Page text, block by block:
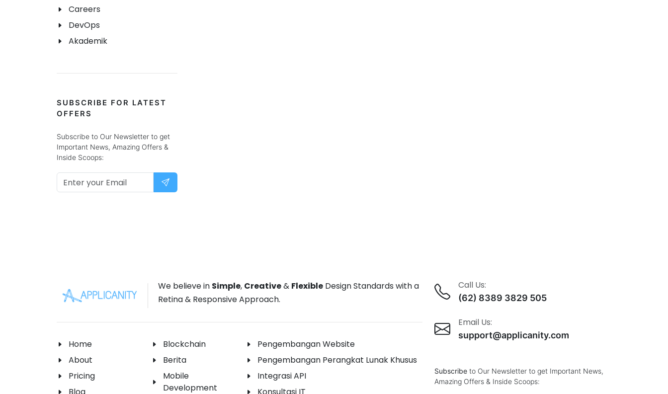
Careers
DevOps
Akademik
SUBSCRIBE FOR LATEST
OFFERS
Subscribe to Our Newsletter to get
Important News, Amazing Offers &
Inside Scoops:
We believe in Simple, Creative& Flexible Design Standards with a
Retina & Responsive Approach.
Home
About
Pricing
Blockchain
Berita
Mobile
Development
Pengembangan Website
Pengembangan Perangkat Lunak Khusus
Integrasi API
Call Us:
(62) 8389 3829 505
Email Us:
support@applicanity.com
Subscribe to Our Newsletter to get Important News,
Amazing Offers & Inside Scoops: